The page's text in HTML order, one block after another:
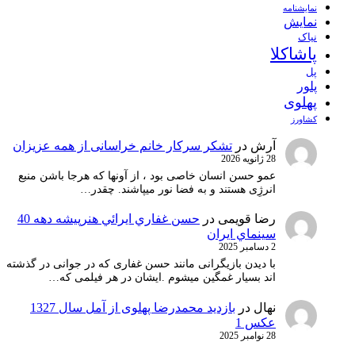
نمايشنامه
نمایش
نیاک
پاشاکلا
پل
پلور
پهلوی
کشاورز
آرش در تشکر سرکار خانم خراسانی از همه عزیزان
28 ژانویه 2026
عمو حسن انسان خاصی بود ، از آونها که هرجا باشن منبع
انرژِی هستند و به فضا نور میپاشند. چقدر…
رضا قویمی در
حسن غفاري ايرائي هنرپيشه دهه 40
سينماي ايران
2 دسامبر 2025
با دیدن بازیگرانی مانند حسن غفاری که در جوانی در گذشته
اند بسیار غمگین میشوم .ایشان در هر فیلمی که…
نهال در
بازدید محمدرضا پهلوی از آمل سال 1327
عکس 1
28 نوامبر 2025